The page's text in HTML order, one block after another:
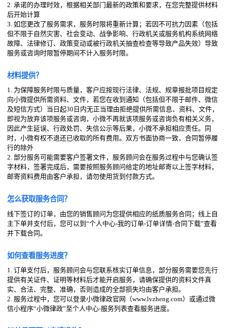
2. 承诺的办理时效，根据相关部门最新的政策和要求，在您完整提供材料
后开始计算
3. 如您更改了服务需求，服务时限将重新计算；若因不可抗力因素（包括
但不限于自然灾害、社会变动、战争影响、行政机关或服务机构系统网络
故障、法律修订、政策变动或被行政机关抽查检查等导致产品失效）导致
服务或咨询时限暂停期间不计入服务时限。
材料提供？
1. 为保障服务时限与质量，客户应按现行法律、法规、规章报批项目规定
向小微提供所需资料、文件，若您在收到通知（包括但不限于邮件、微信
及短信方式）当日起30日内无正当理由拒绝提供所需信息、资料、文件，
即视为放弃该项服务或咨询，小微不再就该项服务或咨询负有相关义务，
因此产生延误、行政处罚、失信公示等后果，小微不承担相应责任。同
时，小微有权不退还已收取的所有费用。双方书面协商一致，合同暂停履
行的除外
2. 部分服务可能需要客户签署文件，服务顾问会在服务过程中与您确认签
字材料，签署完成后，需要按照服务顾问给定的地址邮寄以上签字材料，
邮寄资料费用由客户承担，请勿使用货到付款方式。
怎么获取服务合同？
线下签订的订单，由您的销售顾问为您提供相应的纸质服务合同；线上自
主下单并支付后，您可以到“个人中心-我的订单-订单详情-合同下载”查看
并下载合同。
如何查看服务进度？
1. 订单支付后，服务顾问会与您联系核实订单信息，部分服务需要您先行
提供有关证件、证明等材料后才能开启服务，请确保提供的资料文件真
实、合法、完整、准确，否则造成的全部损失均由客户承担。
2. 服务过程中，您可以登录小微律政官网（www.lvzheng.com）或通过微
信小程序“小微律政”至个人中心-服务列表查看服务进度。